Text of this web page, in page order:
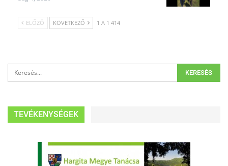
ELŐZŐ KÖVETKEZŐ 1 A 1 414
TEVÉKENYSÉGEK